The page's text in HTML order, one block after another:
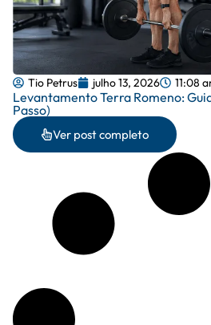
Tio Petrus julho 13, 2026 11:08
Levantamento Terra Romeno:
Passo)
Ver post completo